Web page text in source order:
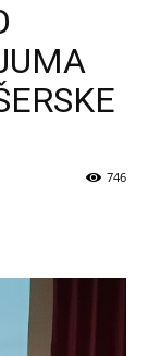
746